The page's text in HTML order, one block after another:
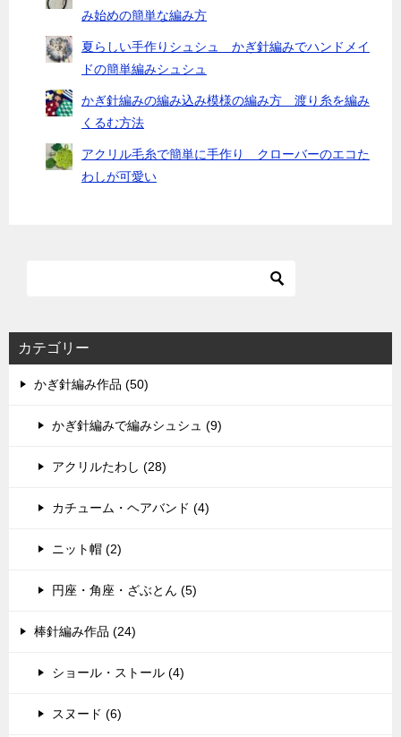
み始めの簡単な編み方
夏らしい手作りシュシュ かぎ針編みでハンドメイ
ドの簡単編みシュシュ
かぎ針編みの編み込み模様の編み方 渡り糸を編み
くるむ方法
アクリル毛糸で簡単に手作り クローバーのエコた
わしが可愛い
カテゴリー
かぎ針編み作品 (50)
かぎ針編みで編みシュシュ (9)
アクリルたわし (28)
カチューム・ヘアバンド (4)
ニット帽 (2)
円座・角座・ざぶとん (5)
棒針編み作品 (24)
ショール・ストール (4)
スヌード (6)